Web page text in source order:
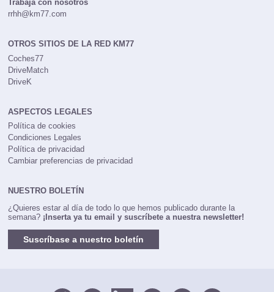
Trabaja con nosotros
rrhh@km77.com
OTROS SITIOS DE LA RED KM77
Coches77
DriveMatch
DriveK
ASPECTOS LEGALES
Política de cookies
Condiciones Legales
Política de privacidad
Cambiar preferencias de privacidad
NUESTRO BOLETÍN
¿Quieres estar al día de todo lo que hemos publicado durante la
semana? ¡Inserta ya tu email y suscríbete a nuestra newsletter!
Suscríbase a nuestro boletín